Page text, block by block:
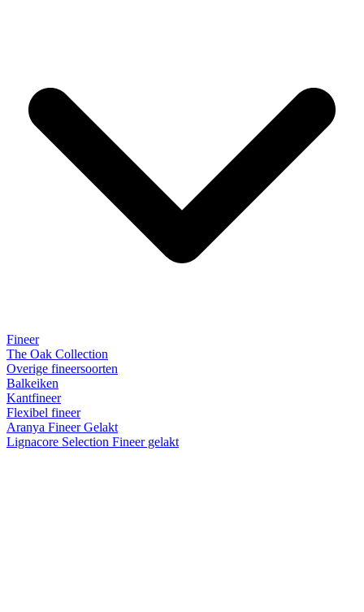
Fineer
The Oak Collection
Overige fineersoorten
Balkeiken
Kantfineer
Flexibel fineer
Aranya Fineer Gelakt
Lignacore Selection Fineer gelakt